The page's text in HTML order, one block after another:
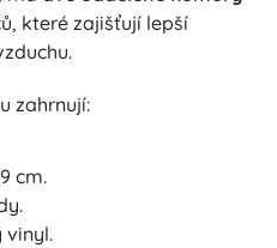
které zajišťují lepší
zahrnují:
cm.
vinyl.